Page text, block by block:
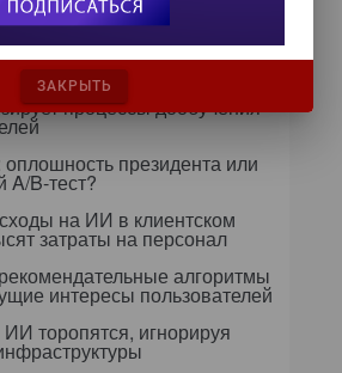
форуме «Управление
обсудят подготовку
этапы
процессы дообучения
оплошность президента или
A/B-тест?
на ИИ в клиентском
затраты на персонал
алгоритмы
интересы пользователей
торопятся, игнорируя
ЗАКРЫТЬ